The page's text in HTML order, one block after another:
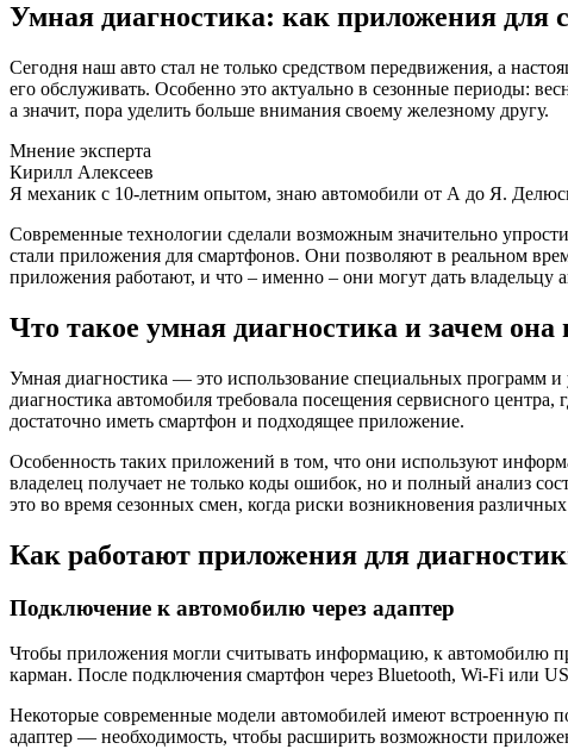
Умная диагностика: как приложения для
Сегодня наш авто стал не только средством передвижения, а
его обслуживать. Особенно это актуально в сезонные периоды:
а значит, пора уделить больше внимания своему железному другу.
Мнение эксперта
Кирилл Алексеев
Я механик с 10-летним опытом, знаю автомобили от А до Я.
Современные технологии сделали возможным значительно
стали приложения для смартфонов. Они позволяют в реальном
приложения работают, и что – именно – они могут дать владельцу
Что такое умная диагностика и зачем она
Умная диагностика — это использование специальных программ
диагностика автомобиля требовала посещения сервисного
достаточно иметь смартфон и подходящее приложение.
Особенность таких приложений в том, что они используют
владелец получает не только коды ошибок, но и полный анализ
это во время сезонных смен, когда риски возникновения
Как работают приложения для
Подключение к автомобилю через адаптер
Чтобы приложения могли считывать информацию, к автомобилю
карман. После подключения смартфон через Bluetooth, Wi-Fi или
Некоторые современные модели автомобилей имеют встроенную
адаптер — необходимость, чтобы расширить возможности